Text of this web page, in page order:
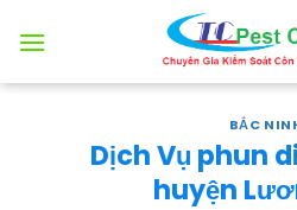
BẮC
Dịch Vụ phun
huyện